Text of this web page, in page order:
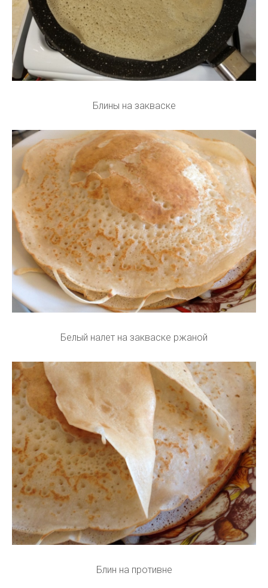
Блины на закваске
Белый налет на закваске ржаной
Блин на противне